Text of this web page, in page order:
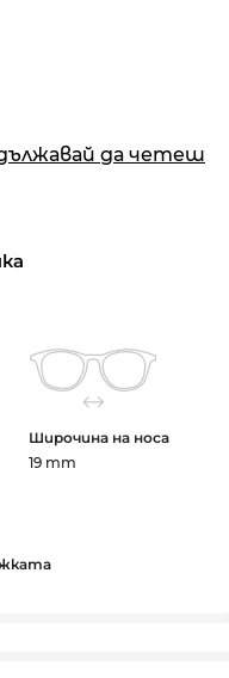
да четеш
Широчина на носа
19 mm